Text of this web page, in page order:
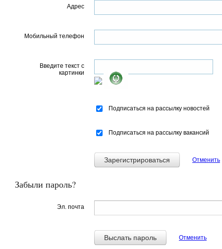
Адрес
Мобильный телефон
Введите текст с
картинки
Подписаться на рассылку новостей
Подписаться на рассылку вакансий
Зарегистрироваться Отменить
Забыли пароль?
Эл. почта
Выслать пароль Отменить